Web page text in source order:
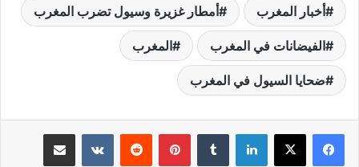
أخبار المغرب أمطار غزيرة وسيول تضرب المغرب
الفيضانات في المغرب المغرب
ضحايا السيول في المغرب
لينكدإن بينتيريست